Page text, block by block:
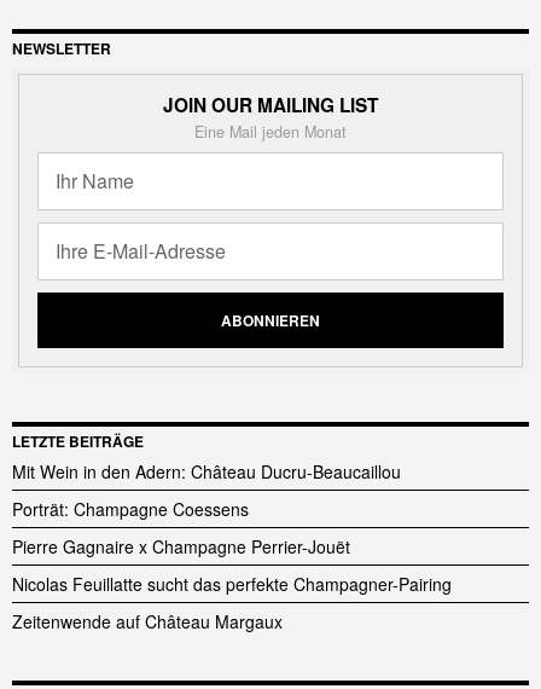
NEWSLETTER
JOIN OUR MAILING LIST
Eine Mail jeden Monat
LETZTE BEITRÄGE
Mit Wein in den Adern: Château Ducru-Beaucaillou
Porträt: Champagne Coessens
Pierre Gagnaire x Champagne Perrier-Jouët
Nicolas Feuillatte sucht das perfekte Champagner-Pairing
Zeitenwende auf Château Margaux